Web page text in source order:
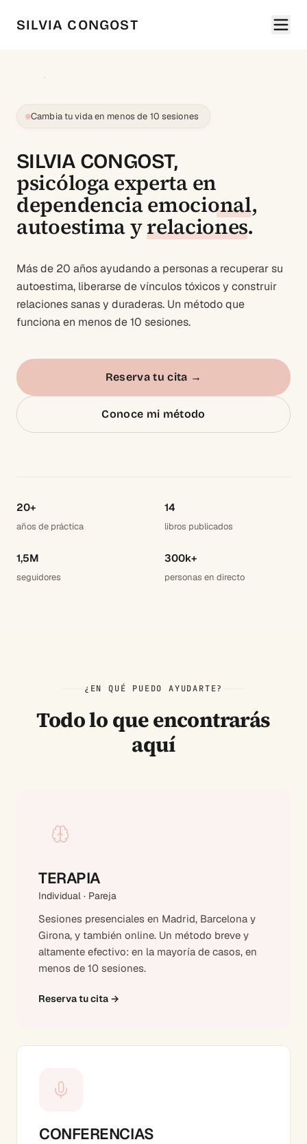
SILVIA CONGOST
Cambia tu vida en menos de 10 sesiones
SILVIA CONGOST,
psicóloga experta en
dependencia emocional,
autoestimayrelaciones.
Más de 20 años ayudando a personas a recuperar su
autoestima, liberarse de vínculos tóxicos y construir
relaciones sanas y duraderas. Un método que
funciona en menos de 10 sesiones.
Reserva tu cita →
Conoce mi método
20+
años de práctica
14
libros publicados
1,5M
seguidores
300k+
personas en directo
¿EN QUÉ PUEDO AYUDARTE?
Todo lo que encontrarás
aquí
TERAPIA
Individual · Pareja
Sesiones presenciales en Madrid, Barcelona y
Girona, y también online. Un método breve y
altamente efectivo: en la mayoría de casos, en
menos de 10 sesiones.
Reserva tu cita →
CONFERENCIAS